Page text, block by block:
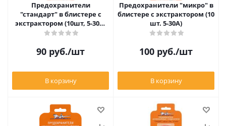
Предохранители
"стандарт" в блистере с
экстрактором (10шт, 5-30А)
Airline AFUS03
90 руб./шт
В корзину
Предохранители "микро" в
блистере с экстрактором (10
шт. 5-30А)
100 руб./шт
В корзину